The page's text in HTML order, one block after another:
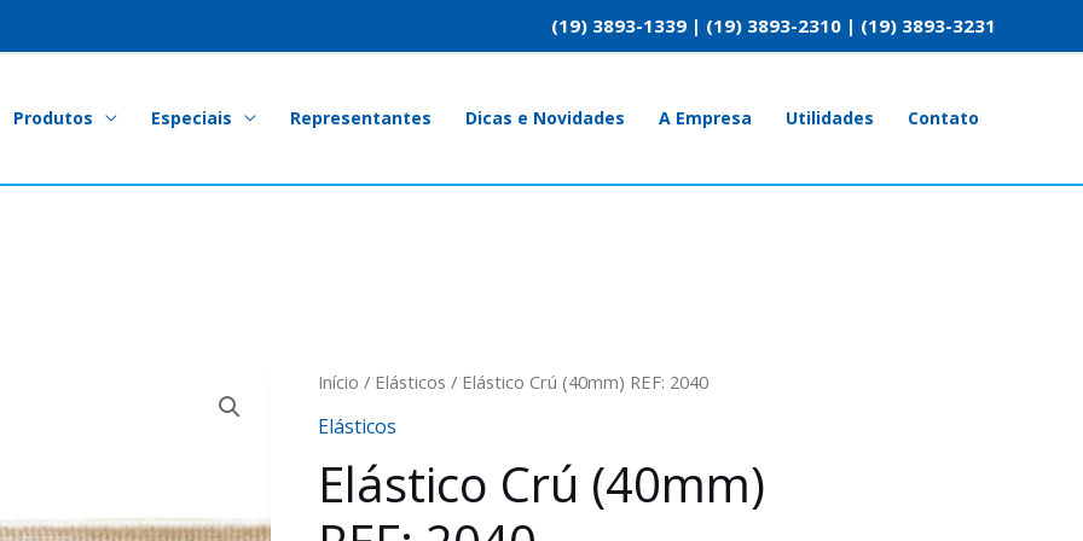
(19) 3893-1339 | (19) 3893-2310 | (19) 3893-3231
Produtos Especiais Representantes Dicas e Novidades A Empresa Utilidades Contato
Início / Elásticos / Elástico Crú (40mm) REF: 2040
Elásticos
Elástico Crú (40mm)